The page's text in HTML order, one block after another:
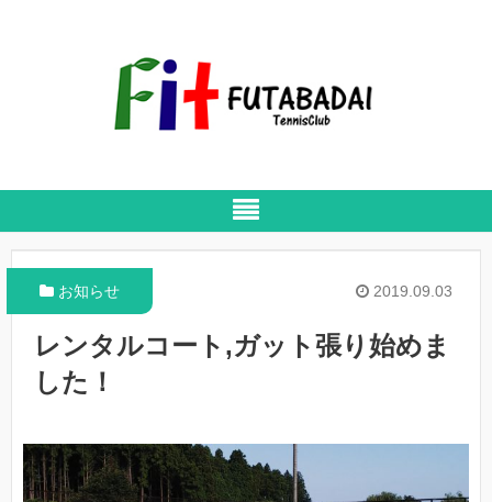
2019.09.03
お知らせ
レンタルコート,ガット張り始めま
した！